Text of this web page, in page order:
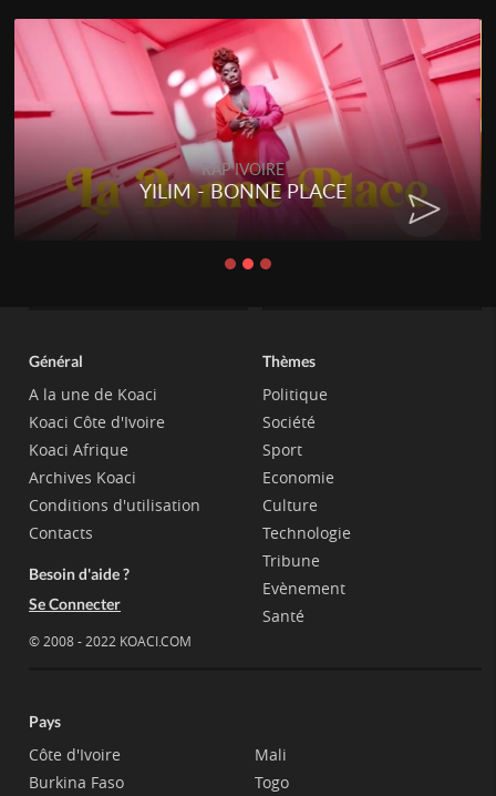
RAP IVOIRE
YILIM - BONNE PLACE
Général
A la une de Koaci
Koaci Côte d'Ivoire
Koaci Afrique
Archives Koaci
Conditions d'utilisation
Contacts
Besoin d'aide ?
Se Connecter
© 2008 - 2022 KOACI.COM
Thèmes
Politique
Société
Sport
Economie
Culture
Technologie
Tribune
Evènement
Santé
Pays
Côte d'Ivoire
Burkina Faso
Mali
Togo